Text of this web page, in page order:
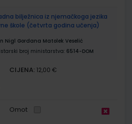
radna bilježnica iz njemačkoga jezika
škole (četvrta godina učenja)
Nigl Gordana Matolek Veselić
broj ministarstva: 6514-DOM
CIJENA: 12,00 €
Omot